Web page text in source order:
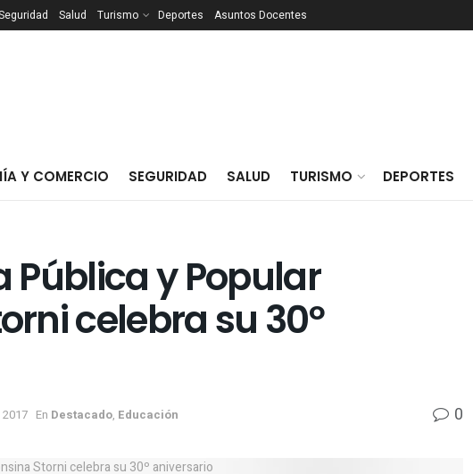
Salud Turismo Deportes Asuntos Docentes
Y COMERCIO SEGURIDAD SALUD TURISMO DEPORTES
Pública y Popular
celebra su 30º
En Destacado, Educación 0